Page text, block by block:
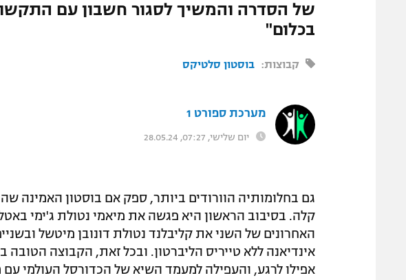
של הסדרה והמשיך לסגור חשבון עם
בכלום"
קבוצות: בוסטון סלטיקס
מערכת ספורט 1
יום שלישי, 07:27, 28.05.24
קלה. בסיבוב הראשון היא פגשה את מיאמי נטולת ג'ימי
האחרונים של השני את קליבלנד נטולת דונובן מיטשל
אינדיאנה ללא טייריס הליברטון. ובכל זאת, הקבוצה